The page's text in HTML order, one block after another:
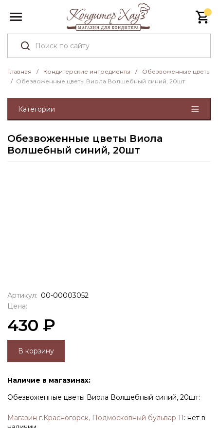
Главная / Кондитерские ингредиенты /
Обезвоженные цветы
/ Обезвоженные цветы Виола Волшебный синий, 20шт
Категории
Обезвоженные цветы Виола
Волшебный синий, 20шт
Артикул: 00-00003052
Цена:
430 ₽
В корзину
Наличие в магазинах:
Обезвоженные цветы Виола Волшебный синий, 20шт:
Магазин г.Красногорск, Подмосковный бульвар 11: нет в